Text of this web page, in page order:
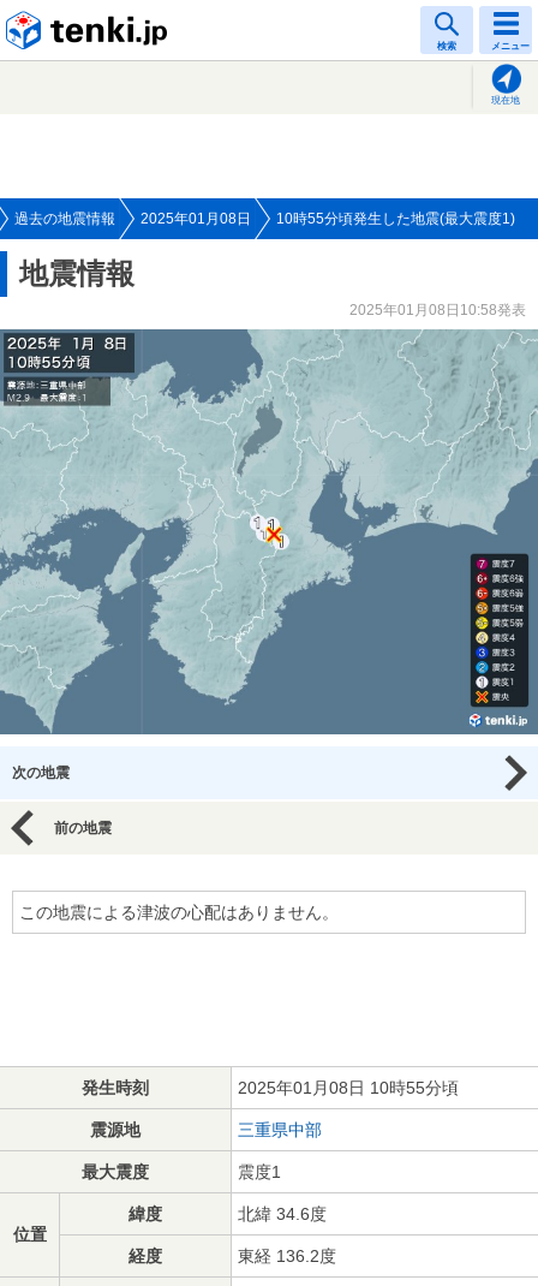
検索 メニュー
現在地
過去の地震情報 2025年01月08日 10時55分頃発生した地震(最大震度1)
地震情報
2025年01月08日10:58発表
次の地震
前の地震
この地震による津波の心配はありません。
発生時刻 2025年01月08日 10時55分頃
震源地 三重県中部
最大震度 震度1
位置
緯度 北緯 34.6度
経度 東経 136.2度